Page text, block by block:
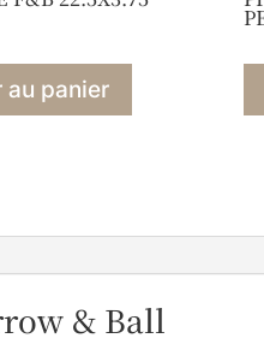
au panier
& Ball